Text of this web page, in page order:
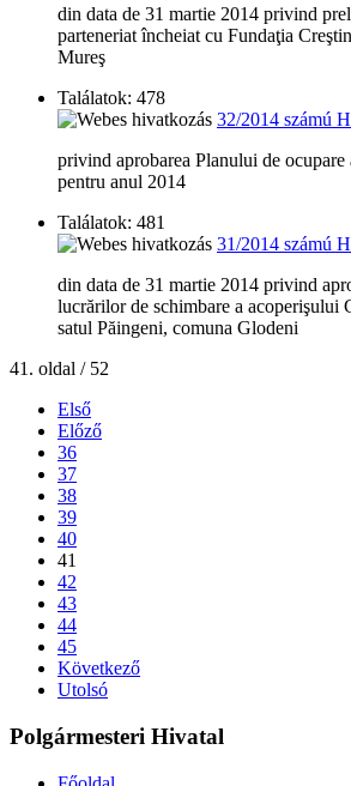
din data de 31 martie 2014 privind
parteneriat încheiat cu Fundaţia
Mureş
Találatok: 478
32/2014 számú
privind aprobarea Planului de
pentru anul 2014
Találatok: 481
31/2014 számú
din data de 31 martie 2014 privind
lucrărilor de schimbare a acoperişului
satul Păingeni, comuna Glodeni
41. oldal / 52
Első
Előző
36
37
38
39
40
41
42
43
44
45
Következő
Utolsó
Polgármesteri Hivatal